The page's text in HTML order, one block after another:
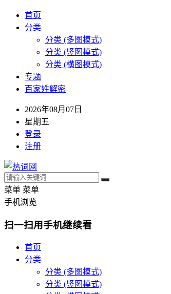
首页
分类
分类 (多图模式)
分类 (竖图模式)
分类 (横图模式)
专题
百家姓解密
2026年08月07日
星期五
登录
注册
菜单 菜单
手机浏览
扫一扫用手机继续看
首页
分类
分类 (多图模式)
分类 (竖图模式)